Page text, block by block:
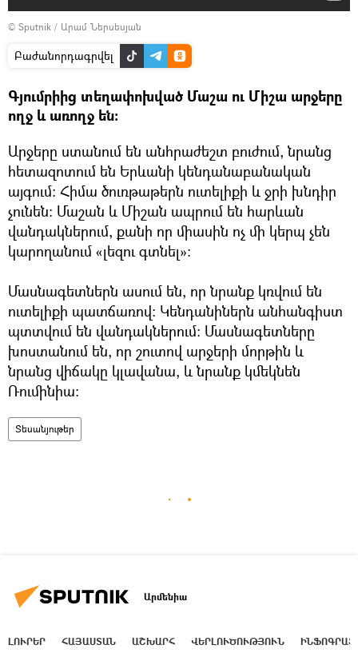
© Sputnik / Արամ Ներսեսյան
Բաժանորդագրվել
Գյումրիից տեղափոխված Մաշա ու Միշա արջերը
ողջ և առողջ են:
Արջերը ստանում են անհրաժեշտ բուժում, նրանց
հետազոտում են Երևանի կենդանաբանական
այգում։ Հիմա ծուռթաթերն ուտելիքի և ջրի խնդիր
չունեն։ Մաշան և Միշան ապրում են հարևան
վանդակներում, քանի որ միասին ոչ մի կերպ չեն
կարողանում «լեզու գտնել»։
Մասնագետներն ասում են, որ նրանք կռվում են
ուտելիքի պատճառով։ Կենդանիներն անհանգիստ
պտտվում են վանդակներում։ Մասնագետները
խոստանում են, որ շուտով արջերի մորթին և
նրանց վիճակը կլավանա, և նրանք կմեկնեն
Ռումինիա։
Տեսանյութեր
Արմենիա
ԼՈՒՐԵՐ ՀԱՅԱՍՏԱՆ ԱՇԽԱՐՀ ՎԵՐԼՈՒԾՈՒԹՅՈՒՆ